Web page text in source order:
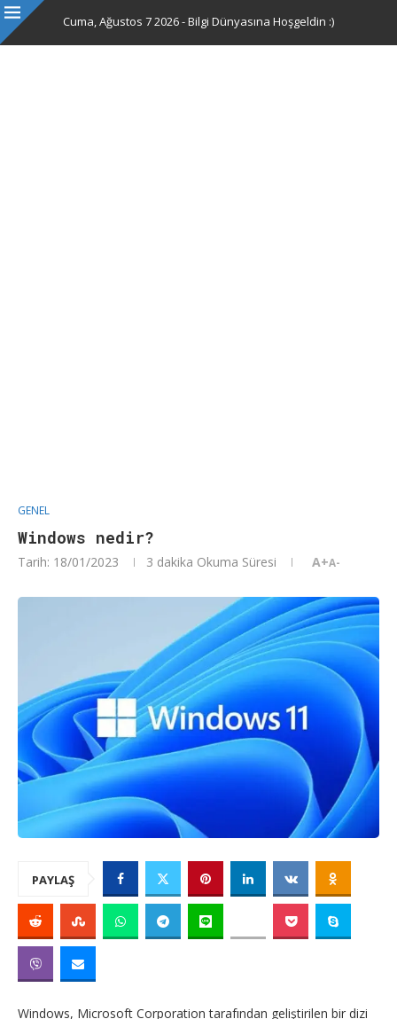
Cuma, Ağustos 7 2026 - Bilgi Dünyasına Hoşgeldin :)
GENEL
Windows nedir?
Tarih: 18/01/2023 3 dakika Okuma Süresi A+A-
PAYLAŞ
Windows, Microsoft Corporation tarafından geliştirilen bir dizi